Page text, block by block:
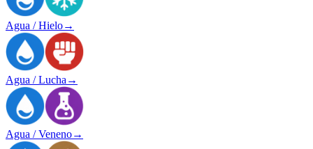
Agua / Hielo→
Agua / Lucha →
Agua / Veneno→